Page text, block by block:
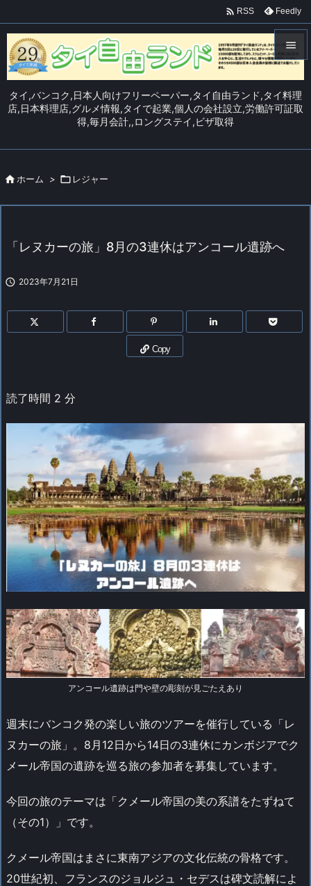
タイ,バンコク,日本人向けフリーペーパー,タイ自由ランド,タイ料理
店,日本料理店,グルメ情報,タイで起業,個人の会社設立,労働許可証取
得,毎月会計,,ロングステイ,ビザ取得

メニュ


 RSS Feedly
 ホーム >  レジャー
「レヌカーの旅」8月の3連休はアンコール遺跡へ
 2023年7月21日
Copy
読了時間 2 分
アンコール遺跡は門や壁の彫刻が見ごたえあり
週末にバンコク発の楽しい旅のツアーを催行している「レ
ヌカーの旅」。8月12日から14日の3連休にカンボジアでク
メール帝国の遺跡を巡る旅の参加者を募集しています。
今回の旅のテーマは「クメール帝国の美の系譜をたずねて
（その1）」です。
クメール帝国はまさに東南アジアの文化伝統の骨格です。
20世紀初、フランスのジョルジュ・セデスは碑文読解によ